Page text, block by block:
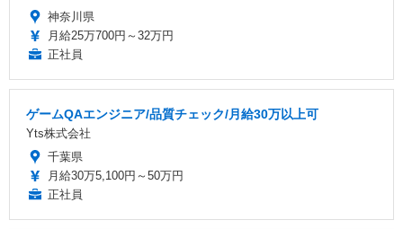
神奈川県
月給25万700円～32万円
正社員
ゲームQAエンジニア/品質チェック/月給30万以上可
Yts株式会社
千葉県
月給30万5,100円～50万円
正社員